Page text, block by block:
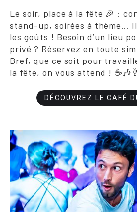
Le soir, place à la fête 🎉 :
stand-up, soirées à thème…
les goûts ! Besoin d’un lieu
privé ? Réservez en toute
Bref, que ce soit pour
la fête, on vous attend !
DÉCOUVREZ LE CAFÉ